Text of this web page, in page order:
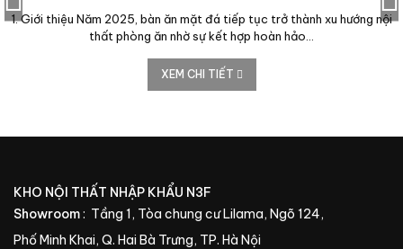
1. Giới thiệu Năm 2025, bàn ăn mặt đá tiếp tục trở thành xu hướng nội
thất phòng ăn nhờ sự kết hợp hoàn hảo…
XEM CHI TIẾT
KHO NỘI THẤT NHẬP KHẨU N3F
Showroom: Tầng 1, Tòa chung cư Lilama, Ngõ 124,
Phố Minh Khai, Q. Hai Bà Trưng, TP. Hà Nội